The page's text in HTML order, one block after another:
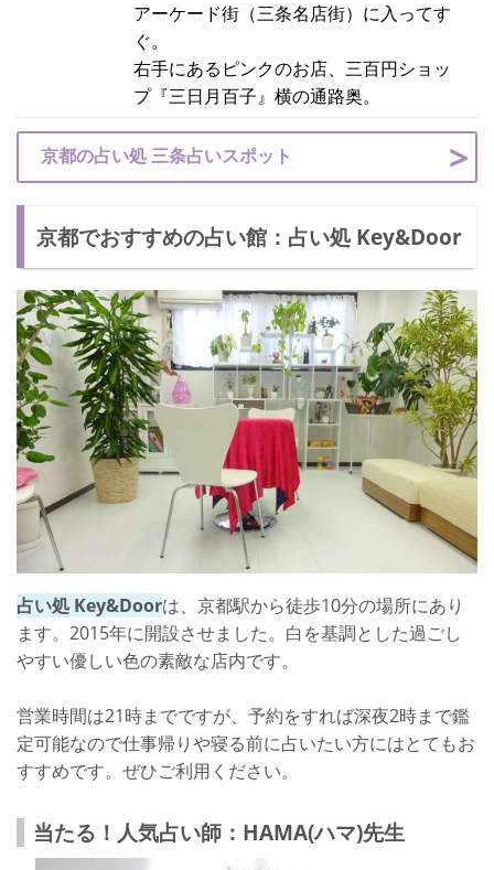
アーケード街（三条名店街）に入ってす
ぐ。
右手にあるピンクのお店、三百円ショッ
プ『三日月百子』横の通路奥。
京都の占い処 三条占いスポット
京都でおすすめの占い館：占い処 Key&Door
占い処 Key&Doorは、京都駅から徒歩10分の場所にあり
ます。2015年に開設させました。白を基調とした過ごし
やすい優しい色の素敵な店内です。
営業時間は21時までですが、予約をすれば深夜2時まで鑑
定可能なので仕事帰りや寝る前に占いたい方にはとてもお
すすめです。ぜひご利用ください。
当たる！人気占い師：HAMA(ハマ)先生